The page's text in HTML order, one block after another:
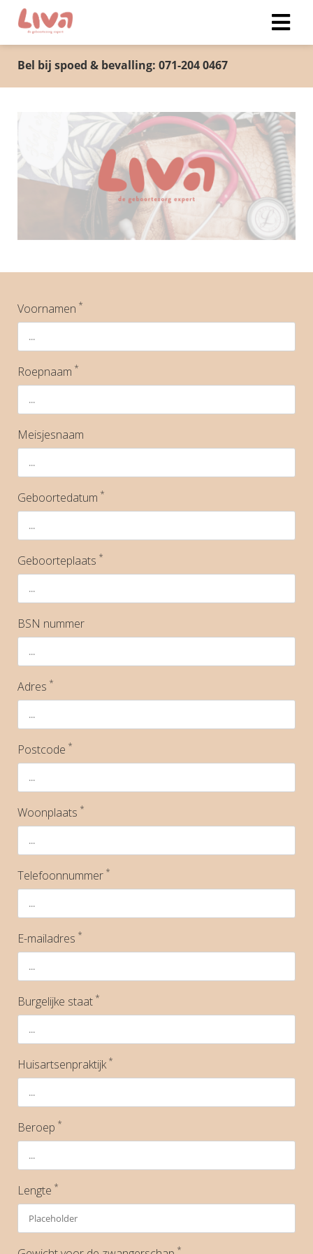
Bel bij spoed & bevalling: 071-204 0467
Voornamen *
Roepnaam *
Meisjesnaam
Geboortedatum *
Geboorteplaats *
BSN nummer
Adres *
Postcode *
Woonplaats *
Telefoonnummer *
E-mailadres *
Burgelijke staat *
Huisartsenpraktijk *
Beroep *
Lengte *
*